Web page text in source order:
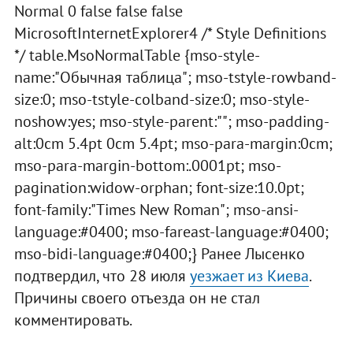
Normal 0 false false false
MicrosoftInternetExplorer4 /* Style Definitions
*/ table.MsoNormalTable {mso-style-
name:"Обычная таблица"; mso-tstyle-rowband-
size:0; mso-tstyle-colband-size:0; mso-style-
noshow:yes; mso-style-parent:""; mso-padding-
alt:0cm 5.4pt 0cm 5.4pt; mso-para-margin:0cm;
mso-para-margin-bottom:.0001pt; mso-
pagination:widow-orphan; font-size:10.0pt;
font-family:"Times New Roman"; mso-ansi-
language:#0400; mso-fareast-language:#0400;
mso-bidi-language:#0400;} Ранее Лысенко
подтвердил, что 28 июля уезжает из Киева.
Причины своего отъезда он не стал
комментировать.